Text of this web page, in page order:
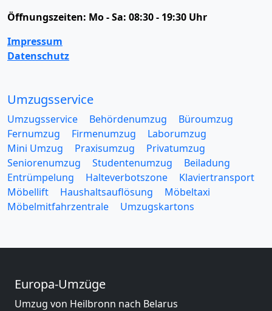
Öffnungszeiten: Mo - Sa: 08:30 - 19:30 Uhr
Impressum
Datenschutz
Umzugsservice
Umzugsservice Behördenumzug
Büroumzug
Fernumzug
Firmenumzug
Laborumzug
Mini Umzug
Praxisumzug
Privatumzug
Seniorenumzug
Studentenumzug
Beiladung
Entrümpelung
Halteverbotszone
Klaviertransport
Möbellift
Haushaltsauflösung
Möbeltaxi
Möbelmitfahrzentrale
Umzugskartons
Europa-Umzüge
Umzug von Heilbronn nach Belarus